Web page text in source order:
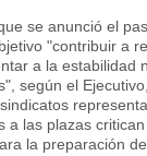
se anunció el
"contribuir a
a la estabilidad
según el
a las plazas
la preparación